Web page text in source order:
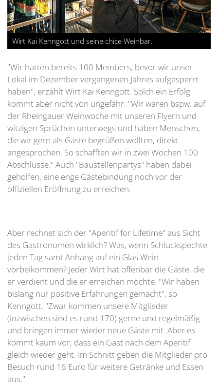
Wirt Kai Kenngott und seine chice Weinbar.
"Wir hatten bereits 100 Members, bevor wir unser
Lokal im Dezember vergangenen Jahres aufgesperrt
haben", erzählt Wirt Kai Kenngott. Solch ein Erfolg
kommt aber nicht von ungefähr. "Wir waren bspw. auf
der Rheingauer Weinwoche mit unseren Flyern und
witzigen Sprüchen unterwegs und haben Menschen,
die wir gern als Gäste begrüßen wollten, direkt
angesprochen. So schafften wir in zwei Wochen 100
Abschlüsse." Auch "Baustellenpartys" haben dabei
geholfen, eine enge Gästebindung noch vor der
offiziellen Eröffnung zu erreichen.
Aber rechnet sich der "Aperitif for Lifetime" aus Sicht
des Gastronomen wirklich? Was, wenn Schluckspechte
jeden Tag samt Anhang auf ein Glas Wein
vorbeikommen? Jeder Wirt hat offenbar die Gäste, die
er verdient und die er erreichen möchte. "Wir haben
bislang nur positive Erfahrungen gemacht", so
Kenngott. "Zwar kommen unsere Mitglieder
(inzwischen sind es rund 170) gerne und regelmäßig
und bringen immer wieder neue Gäste mit. Aber es
kommt kaum vor, dass ein Gast nach dem Aperitif
gleich wieder geht. Im Schnitt geben die Mitglieder pro
Besuch rund 16 Euro für weitere Getränke und Essen
aus."